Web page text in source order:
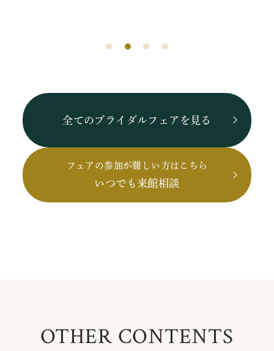
全てのブライダルフェアを見る
フェアの参加が難しい方はこちら
いつでも来館相談
OTHER CONTENTS